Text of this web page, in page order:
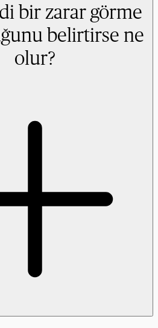
bir zarar görme
belirtirse ne
olur?